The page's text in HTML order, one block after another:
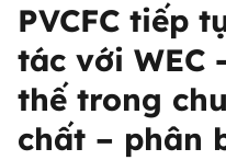
PVCFC tiếp
tác với WEC
thế trong
chất – phân